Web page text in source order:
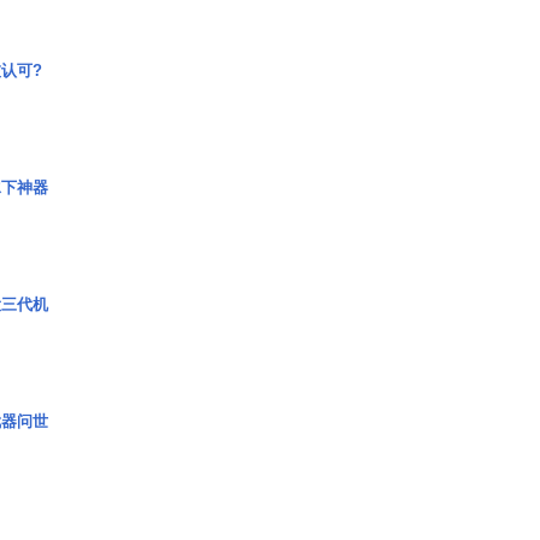
可?
神器
代机
问世